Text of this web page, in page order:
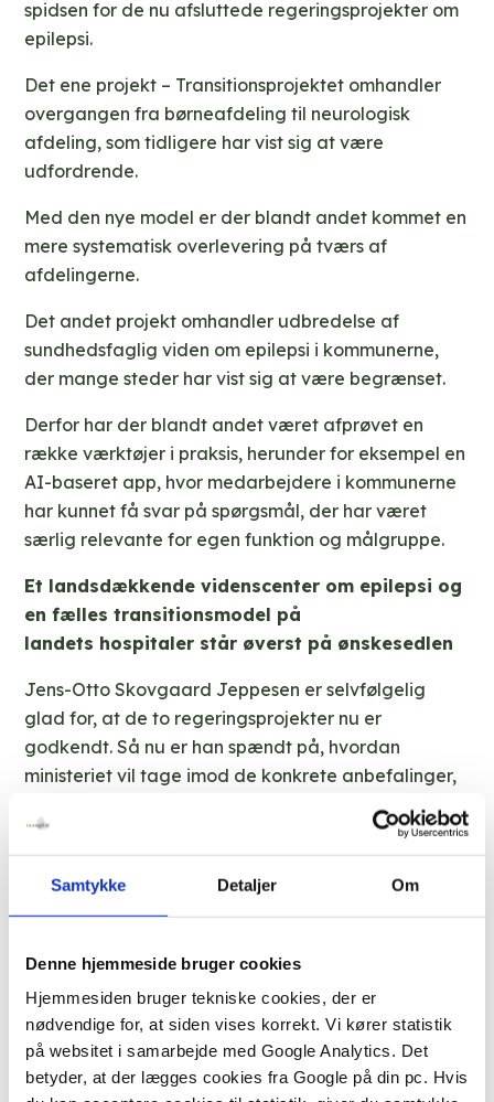
Samtykke Detaljer Om
Denne hjemmeside bruger cookies
Hjemmesiden bruger tekniske cookies, der er
nødvendige for, at siden vises korrekt. Vi kører statistik
på websitet i samarbejde med Google Analytics. Det
betyder, at der lægges cookies fra Google på din pc. Hvis
spidsen for de nu afsluttede regeringsprojekter om
epilepsi.
Det ene projekt – Transitionsprojektet omhandler
overgangen fra børneafdeling til neurologisk
afdeling, som tidligere har vist sig at være
udfordrende.
Med den nye model er der blandt andet kommet en
mere systematisk overlevering på tværs af
afdelingerne.
Det andet projekt omhandler udbredelse af
sundhedsfaglig viden om epilepsi i kommunerne,
der mange steder har vist sig at være begrænset.
Derfor har der blandt andet været afprøvet en
række værktøjer i praksis, herunder for eksempel en
AI-baseret app, hvor medarbejdere i kommunerne
har kunnet få svar på spørgsmål, der har været
særlig relevante for egen funktion og målgruppe.
Et landsdækkende videnscenter om epilepsi og
en fælles transitionsmodel på
landets hospitaler står øverst på ønskesedlen
Jens-Otto Skovgaard Jeppesen er selvfølgelig
glad for, at de to regeringsprojekter nu er
godkendt. Så nu er han spændt på, hvordan
ministeriet vil tage imod de konkrete anbefalinger,
“Begge landsdækkende udvalg har
forholdsvist enkelt kan implementeres
helt konkret. En fælles
Transitionsmodel er afprøvet og på
det nærmeste indført på landets